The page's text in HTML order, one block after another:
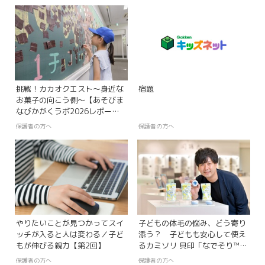
挑戦！カカオクエスト～身近な
お菓子の向こう側～【あそびま
なびかがくラボ2026レポー
ト】
保護者の方へ
宿題
保護者の方へ
やりたいことが見つかってスイ
ッチが入ると人は変わる／子ど
もが伸びる親力【第2回】
保護者の方へ
子どもの体毛の悩み、どう寄り
添う？ 子どもも安心して使え
るカミソリ 貝印「なでそり™」
開発の思い
保護者の方へ